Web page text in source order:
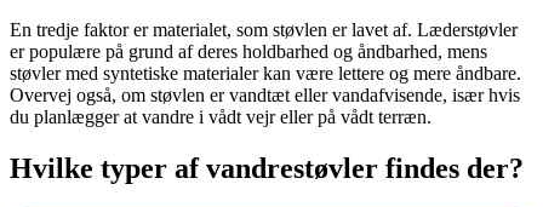
En tredje faktor er materialet, som støvlen er lavet af. Læderstøvler
er populære på grund af deres holdbarhed og åndbarhed, mens
støvler med syntetiske materialer kan være lettere og mere åndbare.
Overvej også, om støvlen er vandtæt eller vandafvisende, især hvis
du planlægger at vandre i vådt vejr eller på vådt terræn.
Hvilke typer af vandrestøvler findes der?